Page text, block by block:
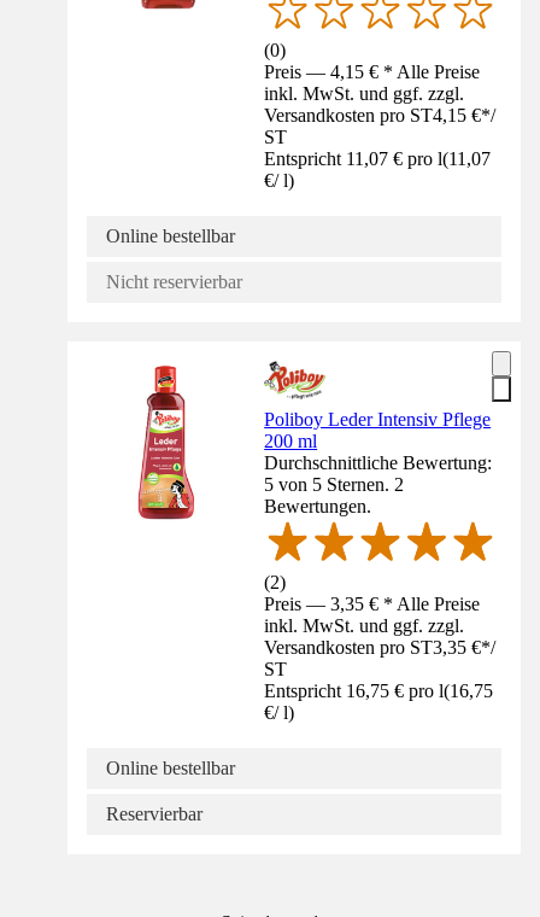
(0)
Preis — 4,15 € * Alle Preise
inkl. MwSt. und ggf. zzgl.
Versandkosten pro ST4,15 €*/
ST
Entspricht 11,07 € pro l(11,07
€/ l)
Online bestellbar
Nicht reservierbar
Poliboy Leder Intensiv Pflege
200 ml
Durchschnittliche Bewertung:
5 von 5 Sternen. 2
Bewertungen.
(2)
Preis — 3,35 € * Alle Preise
inkl. MwSt. und ggf. zzgl.
Versandkosten pro ST3,35 €*/
ST
Entspricht 16,75 € pro l(16,75
€/ l)
Online bestellbar
Reservierbar